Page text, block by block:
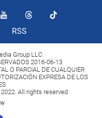
RSS
Group LLC.
2016-06-13
O PARCIAL DE CUALQUIER
EXPRESA DE LOS
All rights reserved